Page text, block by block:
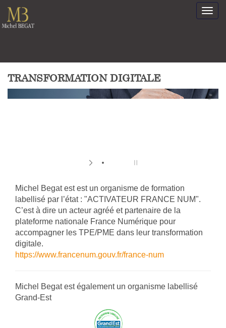
TRANSFORMATION DIGITALE
Michel Begat est est un organisme de formation
labellisé par l’état : "ACTIVATEUR FRANCE NUM".
C’est à dire un acteur agréé et partenaire de la
plateforme nationale France Numérique pour
accompagner les TPE/PME dans leur transformation
digitale.
https://www.francenum.gouv.fr/france-num
Michel Begat est également un organisme labellisé
Grand-Est